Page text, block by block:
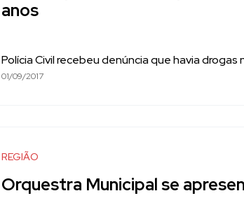
anos
Polícia Civil recebeu denúncia que havia
01/09/2017
REGIÃO
Orquestra Municipal se